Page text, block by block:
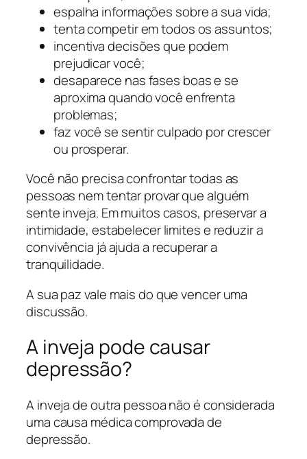
espalha informações sobre a sua vida;
tenta competir em todos os assuntos;
incentiva decisões que podem
prejudicar você;
desaparece nas fases boas e se
aproxima quando você enfrenta
problemas;
faz você se sentir culpado por crescer
ou prosperar.
Você não precisa confrontar todas as
pessoas nem tentar provar que alguém
sente inveja. Em muitos casos, preservar a
intimidade, estabelecer limites e reduzir a
convivência já ajuda a recuperar a
tranquilidade.
A sua paz vale mais do que vencer uma
discussão.
A inveja pode causar
depressão?
A inveja de outra pessoa não é considerada
uma causa médica comprovada de
depressão.